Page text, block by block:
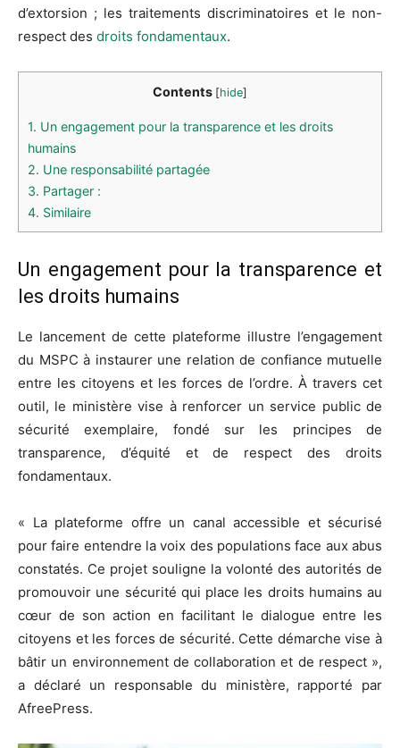
d’extorsion ; les traitements discriminatoires et le non-
respect des droits fondamentaux.
Contents [hide]
1. Un engagement pour la transparence et les droits
humains
2. Une responsabilité partagée
3. Partager :
4. Similaire
Un engagement pour la transparence et
les droits humains
Le lancement de cette plateforme illustre l’engagement
du MSPC à instaurer une relation de confiance mutuelle
entre les citoyens et les forces de l’ordre. À travers cet
outil, le ministère vise à renforcer un service public de
sécurité exemplaire, fondé sur les principes de
transparence, d’équité et de respect des droits
fondamentaux.
« La plateforme offre un canal accessible et sécurisé
pour faire entendre la voix des populations face aux abus
constatés. Ce projet souligne la volonté des autorités de
promouvoir une sécurité qui place les droits humains au
cœur de son action en facilitant le dialogue entre les
citoyens et les forces de sécurité. Cette démarche vise à
bâtir un environnement de collaboration et de respect »,
a déclaré un responsable du ministère, rapporté par
AfreePress.